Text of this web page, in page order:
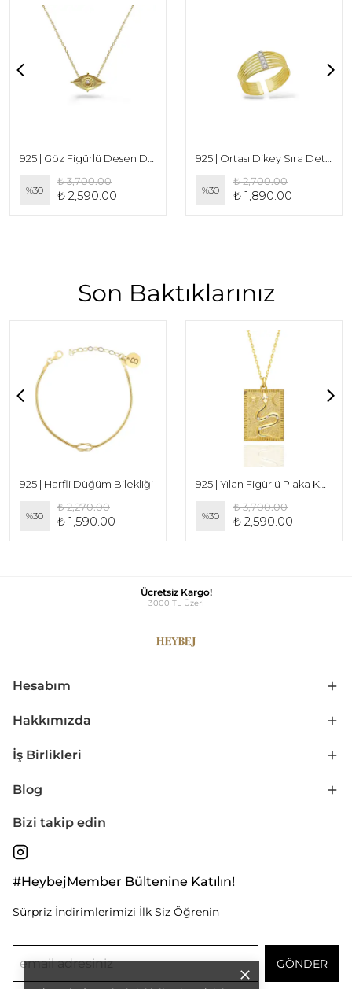
%30
₺ 3,700.00
₺ 2,590.00 %30
₺ 2,700.00
₺ 1,890.00
Son Baktıklarınız
925 | Harfli Düğüm Bilekliği
%30
₺ 2,270.00
₺ 1,590.00 %30
₺ 3,700.00
₺ 2,590.00
Ücretsiz Kargo!
3000 TL Üzeri
Hesabım
Hakkımızda
İş Birlikleri
Blog
Bizi takip edin
#HeybejMember Bültenine Katılın!
Sürpriz İndirimlerimizi İlk Siz Öğrenin
GÖNDER